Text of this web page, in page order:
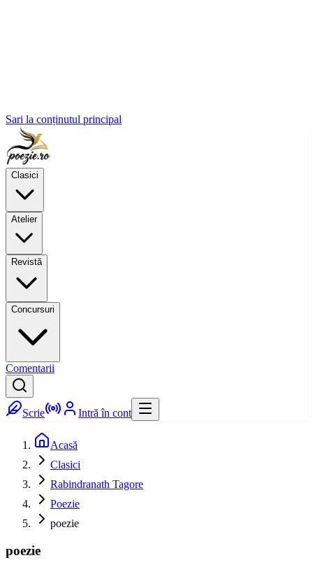
Sari la conținutul principal
Clasici
Atelier
Revistă
Concursuri
Comentarii
Scrie Intră în cont
Acasă
Clasici
Rabindranath Tagore
Poezie
poezie
poezie